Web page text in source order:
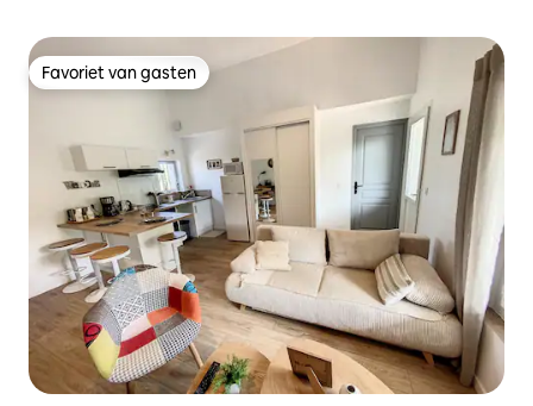
Favoriet van gasten
Favoriet van gasten